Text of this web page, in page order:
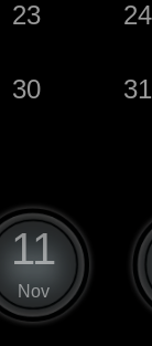
23 24
30 31
11
Nov